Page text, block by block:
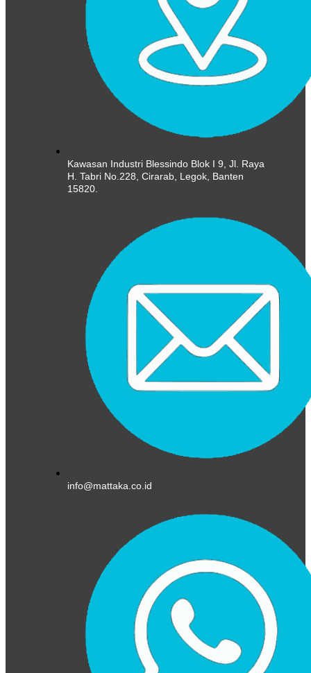
Kawasan Industri Blessindo Blok I 9, Jl. Raya
H. Tabri No.228, Cirarab, Legok, Banten
15820.
info@mattaka.co.id